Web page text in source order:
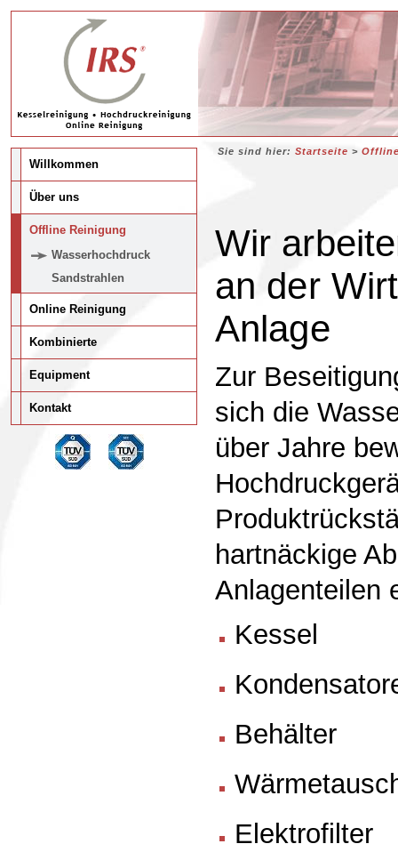
Sie sind hier: Startseite >
Willkommen
Über uns
Offline Reinigung
Wasserhochdruck
Sandstrahlen
Online Reinigung
Kombinierte
Equipment
Kontakt
Wir
an der
Anlage
Zur
sich die
über Jahre
hartnäckige
Anlagenteilen
Kessel
Behälter
Elektrofilter